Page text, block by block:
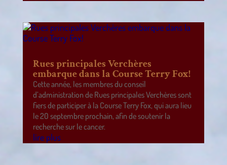
Rues principales Verchères
embarque dans la Course Terry Fox!
Cette année, les membres du conseil
d’administration de Rues principales Verchères sont
fiers de participer à la Course Terry Fox, qui aura lieu
le 20 septembre prochain, afin de soutenir la
recherche sur le cancer.
lire plus